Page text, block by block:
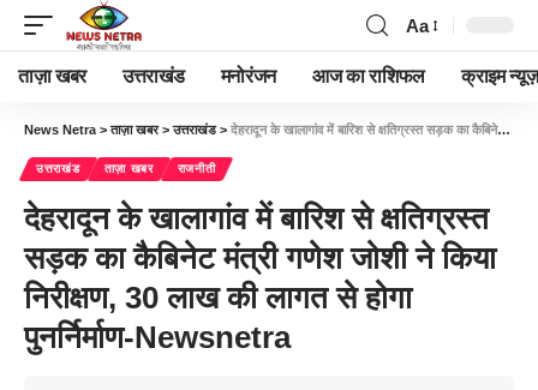
Aa
ताज़ा खबर उत्तराखंड मनोरंजन आज का राशिफल क्राइम न्यूज़
News Netra >ताज़ा खबर>उत्तराखंड> देहरादून के खालागांव में बारिश से क्षतिग्रस्त सड़क का कैबिनेट मंत्री गणेश जोशी ने किया निरीक्षण, 30 लाख की लागत से होगा पुनर्निर्माण-Newsnetra
उत्तराखंड ताज़ा खबर राजनीती
देहरादून के खालागांव में बारिश से क्षतिग्रस्त
सड़क का कैबिनेट मंत्री गणेश जोशी ने किया
निरीक्षण, 30 लाख की लागत से होगा
पुनर्निर्माण-Newsnetra